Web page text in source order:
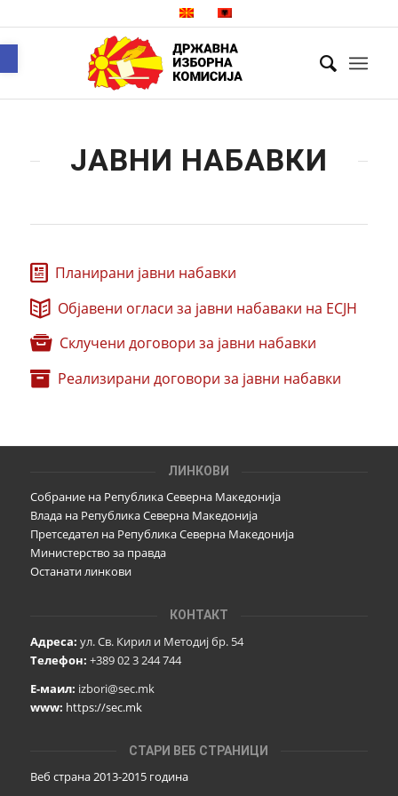
ЈАВНИ НАБАВКИ
Планирани јавни набавки
Објавени огласи за јавни набаваки на ЕСЈН
Склучени договори за јавни набавки
Реализирани договори за јавни набавки
ЛИНКОВИ
Собрание на Република Северна Македонија
Влада на Република Северна Македонија
Претседател на Република Северна Македонија
Министерство за правда
Останати линкови
КОНТАКТ
Адреса: ул. Св. Кирил и Методиј бр. 54
Телефон: +389 02 3 244 744
Е-маил: izbori@sec.mk
www: https://sec.mk
СТАРИ ВЕБ СТРАНИЦИ
Веб страна 2013-2015 година
Open toolbar